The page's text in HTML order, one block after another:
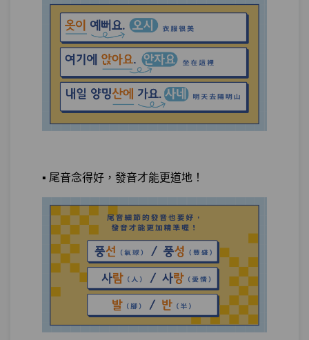
測驗2 隨堂小考8
單元4 用-에, -에서 聊台灣之光珍奶
測驗3 隨堂小考9
第16章：
請求，命令型：你在要求我還是拜託我，
韓國人聽起來奇摩子大不同
單元1 小姐請你排隊！：請～
單元2 請不要插隊：請不要～ 08:23
單元3 請幫我簽名：請幫我～，幫我～
好嗎？
18:53
試看
隨堂小考10
如何邀約朋友：中文的＂要＂韓文怎麼都
▪️ 尾音念得好，發音才能更道地！